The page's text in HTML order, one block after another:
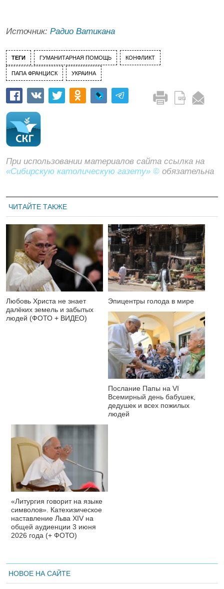
Источник: Радио Ватикана
ТЕГИ ГУМАНИТАРНАЯ ПОМОЩЬ КОНФЛИКТ
ПАПА ФРАНЦИСК УКРАИНА
При использовании материалов сайта ссылка на
«Сибирскую католическую газету» © обязательна
ЧИТАЙТЕ ТАКЖЕ
Любовь Христа не знает
далёких земель и забытых
людей (ФОТО + ВИДЕО)
Эпицентры голода в мире
Послание Папы на VI
Всемирный день бабушек,
дедушек и всех пожилых
людей
«Литургия говорит на языке
символов». Катехизическое
наставление Льва XIV на
общей аудиенции 3 июня
2026 года (+ ФОТО)
НОВОЕ НА САЙТЕ